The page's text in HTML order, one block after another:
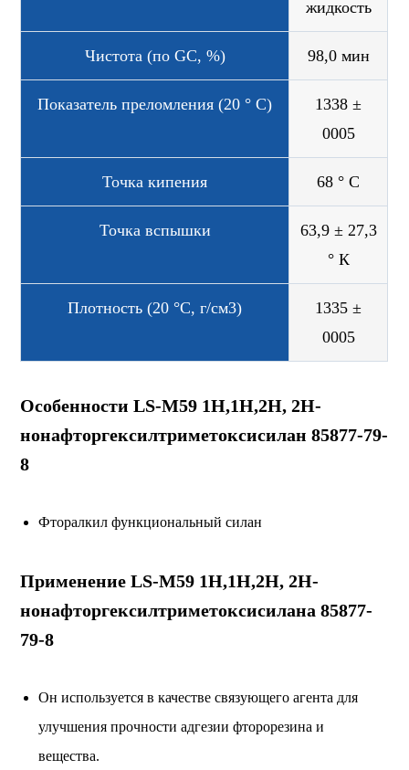
жидкость
Чистота (по GC, %) 98,0 мин
Показатель преломления (20 ° C)
1338 ±
0005
Точка кипения 68 ° С
Точка вспышки
63,9 ± 27,3
° К
Плотность (20 °C, г/см3)
1335 ±
0005
Особенности LS-M59 1H,1H,2H, 2H-
нонафторгексилтриметоксисилан 85877-79-
8
Фторалкил функциональный силан
Применение LS-M59 1H,1H,2H, 2H-
нонафторгексилтриметоксисилана 85877-
79-8
Он используется в качестве связующего агента для
улучшения прочности адгезии фторорезина и
вещества.